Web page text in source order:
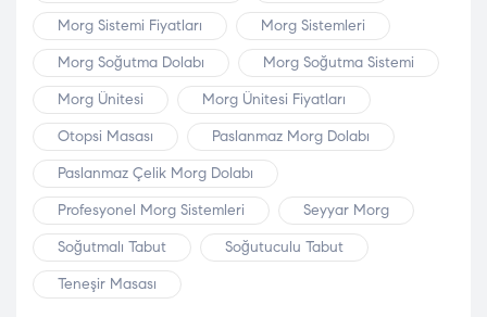
Morg Sistemi Fiyatları
Morg Sistemleri
Morg Soğutma Dolabı
Morg Soğutma Sistemi
Morg Ünitesi
Morg Ünitesi Fiyatları
Otopsi Masası
Paslanmaz Morg Dolabı
Paslanmaz Çelik Morg Dolabı
Profesyonel Morg Sistemleri
Seyyar Morg
Soğutmalı Tabut
Soğutuculu Tabut
Teneşir Masası